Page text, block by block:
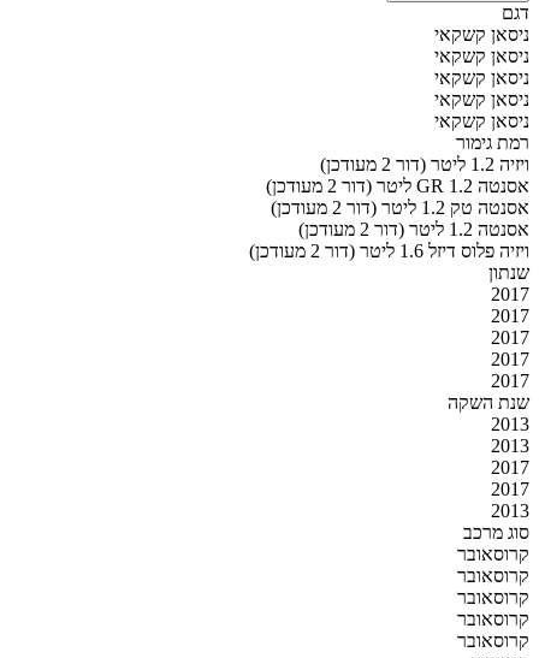
דגם
ניסאן קשקאי
ניסאן קשקאי
ניסאן קשקאי
ניסאן קשקאי
ניסאן קשקאי
רמת גימור
ויזיה 1.2 ליטר (דור 2 מעודכן)
אסנטה GR 1.2 ליטר (דור 2 מעודכן)
אסנטה טק 1.2 ליטר (דור 2 מעודכן)
אסנטה 1.2 ליטר (דור 2 מעודכן)
ויזיה פלוס דיזל 1.6 ליטר (דור 2 מעודכן)
שנתון
2017
2017
2017
2017
2017
שנת השקה
2013
2013
2017
2017
2013
סוג מרכב
קרוסאובר
קרוסאובר
קרוסאובר
קרוסאובר
קרוסאובר